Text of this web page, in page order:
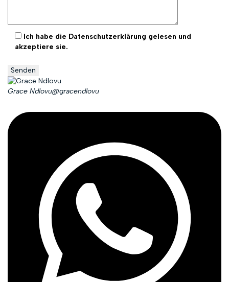
Ich habe die Datenschutzerklärung gelesen und
akzeptiere sie.
Grace Ndlovu@gracendlovu